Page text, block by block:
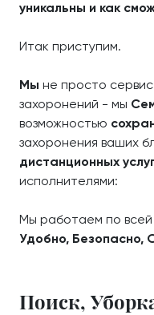
уникальны и как
Итак приступим.
Мы не просто сервис
захоронений - мы
возможностью
захоронения ваших
дистанционных
исполнителями:
Мы работаем по всей
Удобно, Безопасно,
Поиск,